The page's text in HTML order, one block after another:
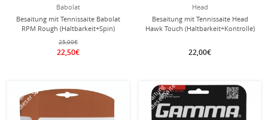
Babolat
Besaitung mit Tennissaite Babolat
RPM Rough (Haltbarkeit+Spin)
dunkelgrau
25,00€
22,50€
Head
Besaitung mit Tennissaite Head
Hawk Touch (Haltbarkeit+Kontrolle)
22,00€
Besaitung
mit dieser Saite Besaitung
mit dieser Saite